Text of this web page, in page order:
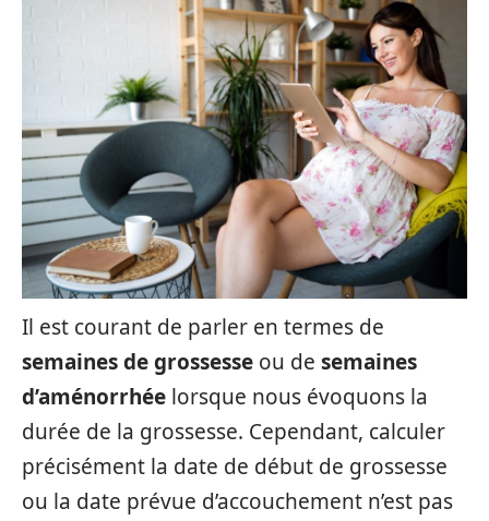
Il est courant de parler en termes de
semaines de grossesse ou de semaines
d’aménorrhée lorsque nous évoquons la
durée de la grossesse. Cependant, calculer
précisément la date de début de grossesse
ou la date prévue d’accouchement n’est pas